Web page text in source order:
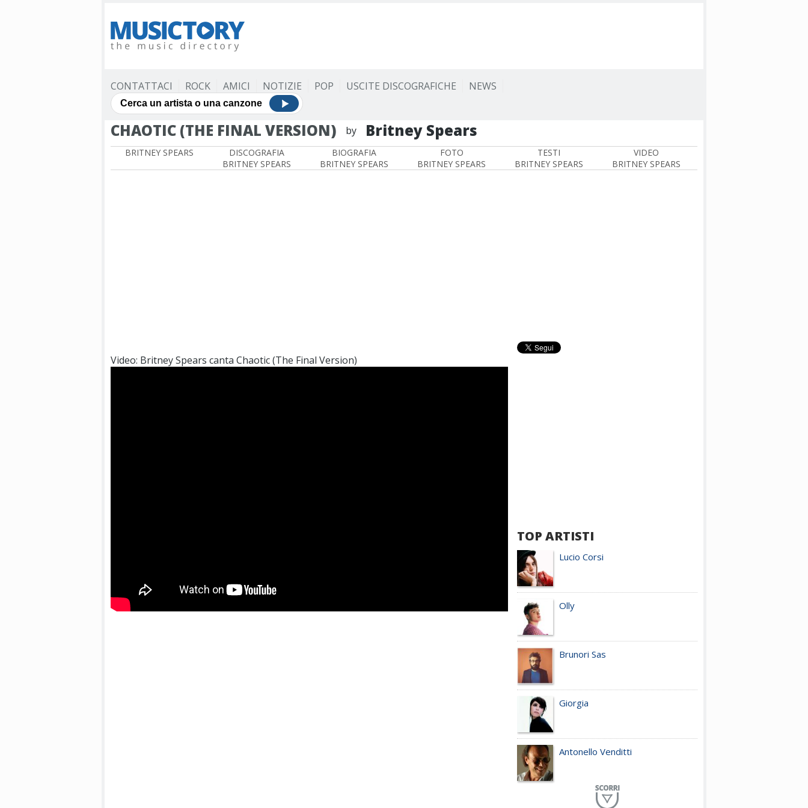
CONTATTACI ROCK AMICI NOTIZIE POP USCITE DISCOGRAFICHE NEWS
CHAOTIC (THE FINAL VERSION) by Britney Spears
BRITNEY SPEARS
DISCOGRAFIA
BRITNEY SPEARS
BIOGRAFIA
BRITNEY SPEARS
FOTO
BRITNEY SPEARS
TESTI
BRITNEY SPEARS
VIDEO
BRITNEY SPEARS
Video: Britney Spears canta Chaotic (The Final Version)
TOP ARTISTI
Lucio Corsi
Olly
Brunori Sas
Giorgia
Antonello Venditti
Planet Funk